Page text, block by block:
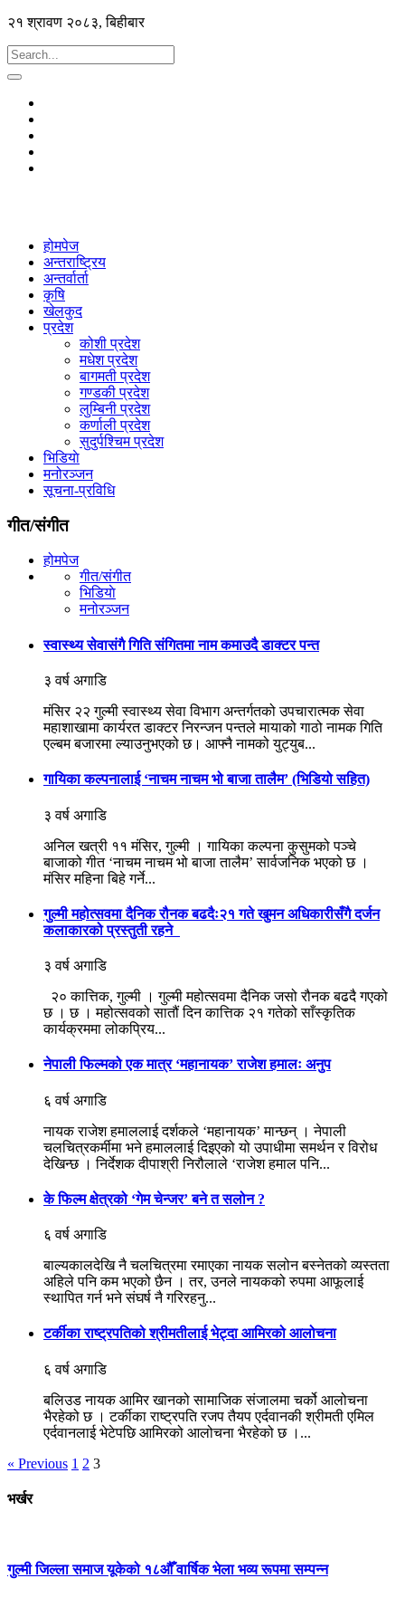
२१ श्रावण २०८३, बिहीबार
होमपेज
अन्तराष्ट्रिय
अन्तर्वार्ता
कृषि
खेलकुद
प्रदेश
कोशी प्रदेश
मधेश प्रदेश
बागमती प्रदेश
गण्डकी प्रदेश
लुम्बिनी प्रदेश
कर्णाली प्रदेश
सुदुर्पश्चिम प्रदेश
भिडियाे
मनोरञ्जन
सूचना-प्रविधि
गीत/संगीत
होमपेज
गीत/संगीत
भिडियाे
मनोरञ्जन
स्वास्थ्य सेवासंगै गिति संगितमा नाम कमाउदै डाक्टर पन्त
३ वर्ष अगाडि
मंसिर २२ गुल्मी स्वास्थ्य सेवा विभाग अन्तर्गतको उपचारात्मक सेवा
महाशाखामा कार्यरत डाक्टर निरन्जन पन्तले मायाको गाठो नामक गिति
एल्बम बजारमा ल्याउनुभएको छ। आफ्नै नामको युट्युब...
गायिका कल्पनालाई ‘नाचम नाचम भो बाजा तालैम’ (भिडियो सहित)
३ वर्ष अगाडि
अनिल खत्री ११ मंसिर, गुल्मी । गायिका कल्पना कुसुमको पञ्चे
बाजाको गीत ‘नाचम नाचम भो बाजा तालैम’ सार्वजनिक भएको छ ।
मंसिर महिना बिहे गर्ने...
गुल्मी महोत्सवमा दैनिक रौनक बढदैः२१ गते खुमन अधिकारीसँगै दर्जन
कलाकारको प्रस्तुती रहने
३ वर्ष अगाडि
२० कात्तिक, गुल्मी । गुल्मी महोत्सवमा दैनिक जसो रौनक बढदै गएको
छ । छ । महोत्सवको सातौं दिन कात्तिक २१ गतेको साँस्कृतिक
कार्यक्रममा लोकप्रिय...
नेपाली फिल्मको एक मात्र ‘महानायक’ राजेश हमालः अनुप
६ वर्ष अगाडि
नायक राजेश हमाललाई दर्शकले ‘महानायक’ मान्छन् । नेपाली
चलचित्रकर्मीमा भने हमाललाई दिइएको यो उपाधीमा समर्थन र विरोध
देखिन्छ । निर्देशक दीपाश्री निरौलाले ‘राजेश हमाल पनि...
के फिल्म क्षेत्रको ‘गेम चेन्जर’ बने त सलोन ?
६ वर्ष अगाडि
बाल्यकालदेखि नै चलचित्रमा रमाएका नायक सलोन बस्नेतको व्यस्तता
अहिले पनि कम भएको छैन । तर, उनले नायकको रुपमा आफूलाई
स्थापित गर्न भने संघर्ष नै गरिरहनु...
टर्कीका राष्ट्रपतिको श्रीमतीलाई भेट्दा आमिरको आलोचना
६ वर्ष अगाडि
बलिउड नायक आमिर खानको सामाजिक संजालमा चर्को आलोचना
भैरहेको छ । टर्कीका राष्ट्रपति रजप तैयप एर्दवानकी श्रीमती एमिल
एर्दवानलाई भेटेपछि आमिरको आलोचना भैरहेको छ ।...
« Previous 1 2 3
भर्खर
गुल्मी जिल्ला समाज यूकेको १८औँ वार्षिक भेला भव्य रूपमा सम्पन्न